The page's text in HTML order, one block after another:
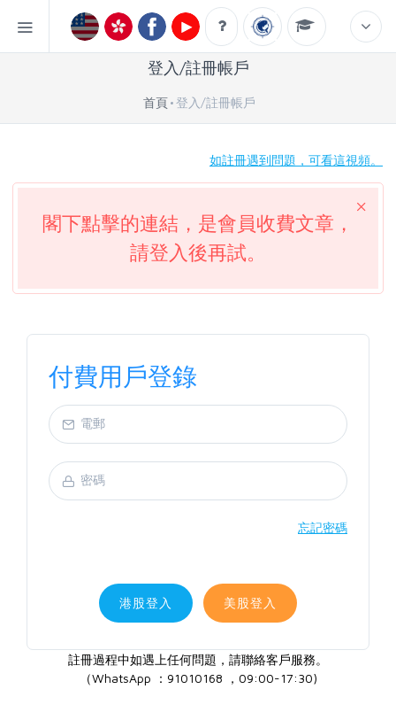
登入/註冊帳戶
首頁 登入/註冊帳戶
如註冊遇到問題，可看這視頻。
閣下點擊的連結，是會員收費文章，
請登入後再試。
付費用戶登錄
忘記密碼
港股登入 美股登入
註冊過程中如遇上任何問題，請聯絡客戶服務。
（WhatsApp ：91010168 ，09:00-17:30)